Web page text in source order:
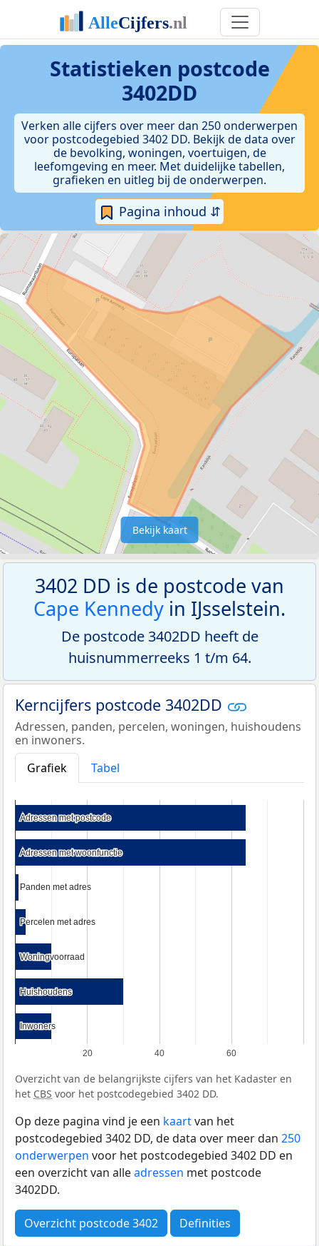
Statistieken postcode
3402DD
Verken alle cijfers over meer dan 250 onderwerpen
voor postcodegebied 3402 DD. Bekijk de data over
de bevolking, woningen, voertuigen, de
leefomgeving en meer. Met duidelijke tabellen,
grafieken en uitleg bij de onderwerpen.
Pagina inhoud ⇵
Bekijk kaart
3402 DD is de postcode van
Cape Kennedy in IJsselstein.
De postcode 3402DD heeft de
huisnummerreeks 1 t/m 64.
Kerncijfers postcode 3402DD
Adressen, panden, percelen, woningen, huishoudens
en inwoners.
Grafiek
Tabel
20 40 60
Adressen met postcode
Adressen met postcode
Adressen met woonfunctie
Adressen met woonfunctie
Panden met adres
Panden met adres
Percelen met adres
Percelen met adres
Woningvoorraad
Woningvoorraad
Huishoudens
Huishoudens
Inwoners
Inwoners
Overzicht van de belangrijkste cijfers van het Kadaster en
het CBS voor het postcodegebied 3402 DD.
Op deze pagina vind je een kaartvan het
postcodegebied 3402 DD, de data over meer dan 250
onderwerpen voor het postcodegebied 3402 DD en
een overzicht van alleadressen met postcode
3402DD.
Overzicht postcode 3402 Definities